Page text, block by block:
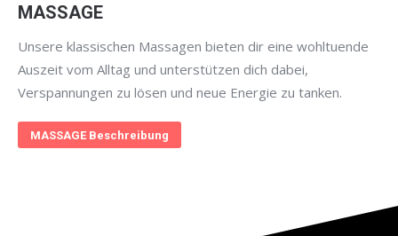
MASSAGE
Unsere klassischen Massagen bieten dir eine wohltuende
Auszeit vom Alltag und unterstützen dich dabei,
Verspannungen zu lösen und neue Energie zu tanken.
MASSAGE Beschreibung